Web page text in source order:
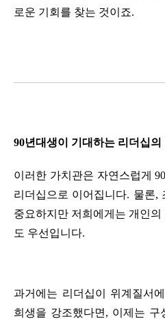
로운 기회를 찾는 것이죠.
90년대생이 기대하는 리더십의
이러한 가치관은 자연스럽게
리더십으로 이어집니다. 물론,
중요하지만 저희에게는 개인
도 우선입니다.
과거에는 리더십이 위계질서
희생을 강조했다면, 이제는